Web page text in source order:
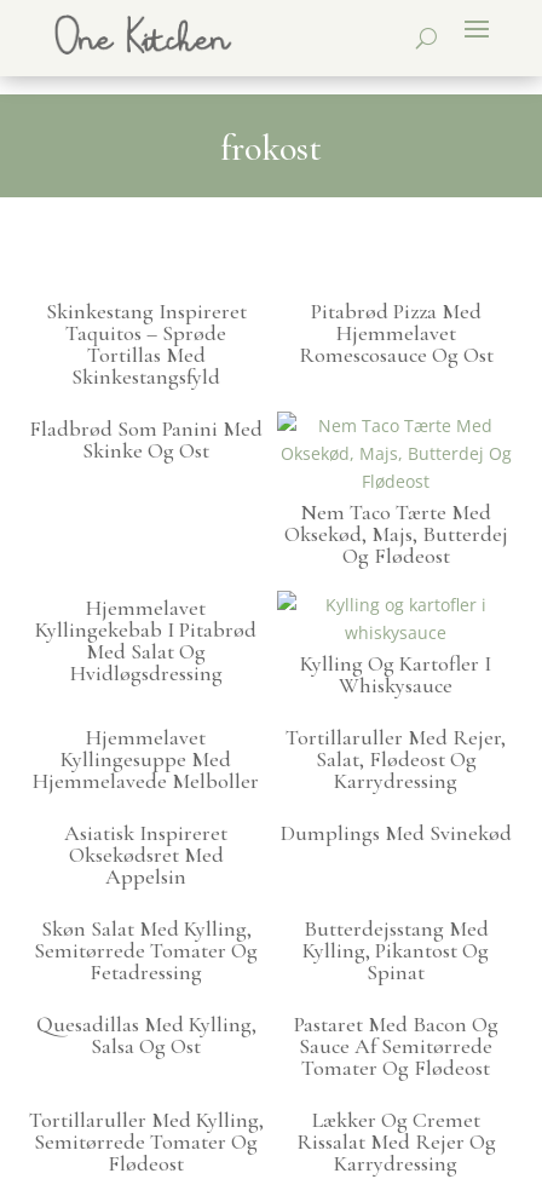
frokost
Skinkestang Inspireret
Taquitos – Sprøde
Tortillas Med
Skinkestangsfyld
Pitabrød Pizza Med
Hjemmelavet
Romescosauce Og Ost
Fladbrød Som Panini Med
Skinke Og Ost
Nem Taco Tærte Med
Oksekød, Majs, Butterdej
Og Flødeost
Hjemmelavet
Kyllingekebab I Pitabrød
Med Salat Og
Hvidløgsdressing
Kylling Og Kartofler I
Whiskysauce
Hjemmelavet
Kyllingesuppe Med
Hjemmelavede Melboller
Tortillaruller Med Rejer,
Salat, Flødeost Og
Karrydressing
Asiatisk Inspireret
Oksekødsret Med
Appelsin
Dumplings Med Svinekød
Skøn Salat Med Kylling,
Semitørrede Tomater Og
Fetadressing
Butterdejsstang Med
Kylling, Pikantost Og
Spinat
Quesadillas Med Kylling,
Salsa Og Ost
Pastaret Med Bacon Og
Sauce Af Semitørrede
Tomater Og Flødeost
Tortillaruller Med Kylling,
Semitørrede Tomater Og
Flødeost
Lækker Og Cremet
Rissalat Med Rejer Og
Karrydressing